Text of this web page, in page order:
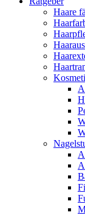
Haare